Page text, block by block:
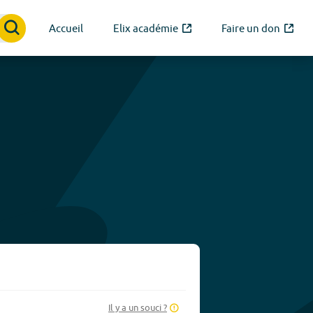
Accueil Elix académie Faire un don
Il y a un souci ?